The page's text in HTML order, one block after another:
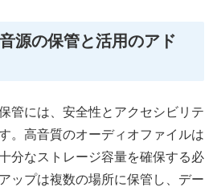
源の保管と活用のアド
管には、安全性とアクセシビリテ
。高音質のオーディオファイルは
分なストレージ容量を確保する必
ップは複数の場所に保管し、デー